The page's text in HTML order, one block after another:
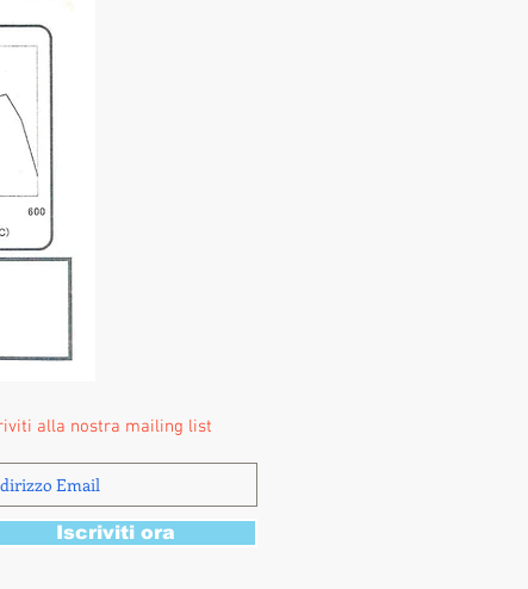
alla nostra mailing list
Iscriviti ora